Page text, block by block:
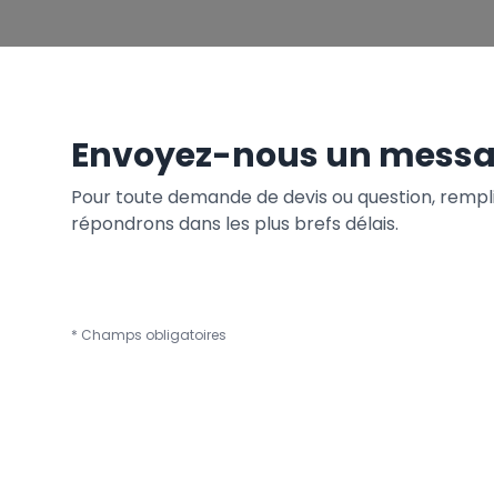
Envoyez-nous un
Pour toute demande de devis ou question,
répondrons dans les plus brefs délais.
* Champs obligatoires